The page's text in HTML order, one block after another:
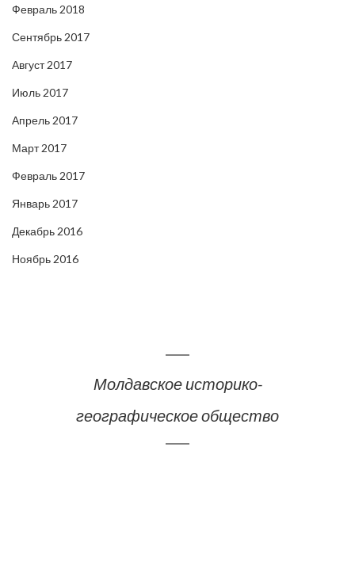
Февраль 2018
Сентябрь 2017
Август 2017
Июль 2017
Апрель 2017
Март 2017
Февраль 2017
Январь 2017
Декабрь 2016
Ноябрь 2016
Молдавское историко-
географическое общество